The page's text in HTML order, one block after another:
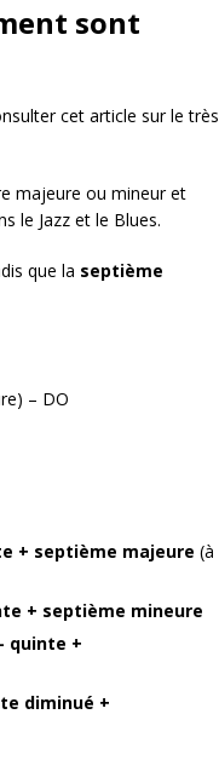
sont
cet article sur le très
majeure ou mineur et
le Jazz et le Blues.
que la septième
– DO
+ septième majeure (à
+ septième mineure
quinte +
diminué +